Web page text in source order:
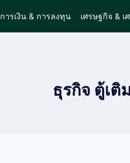
การเงิน & การลงทุน เศรษฐกิจ & เ
ธุรกิจ ตู้เติ